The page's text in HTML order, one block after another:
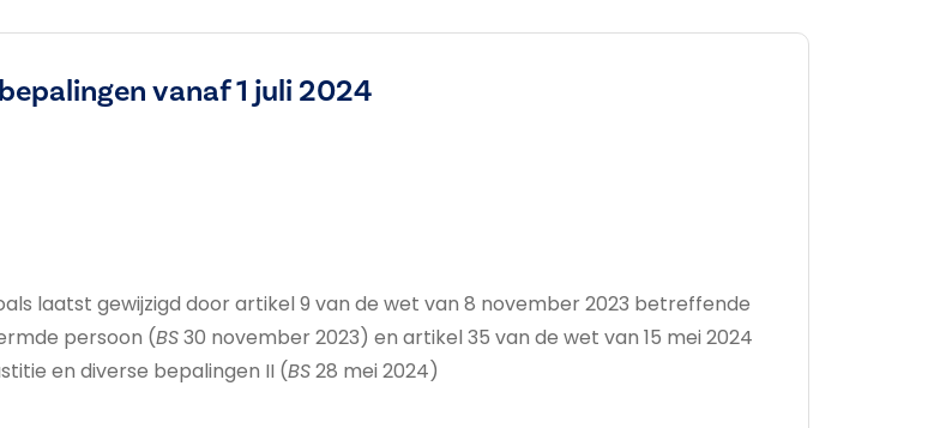
vanaf 1 juli 2024
laatst gewijzigd door artikel 9 van de wet van 8 november 2023 betreffende
persoon (BS30 november 2023) en artikel 35 van de wet van 15 mei 2024
en diverse bepalingen II (BS28 mei 2024)